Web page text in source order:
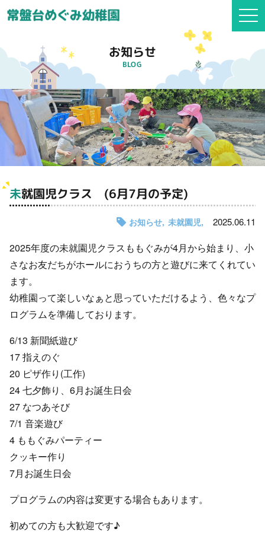
お知らせ
BLOG
未就園児クラス (6月7月の予定)
お知らせ 未就園児 2025.06.11
2025年度の未就園児クラスももぐみが4月から始まり、小
さなお友だちがホールにおうちの方と遊びに来てくれてい
ます。
幼稚園って楽しいなぁと思っていただけるよう、色々なプ
ログラムを準備しております。
6/13 新聞紙遊び
17 指えのぐ
20 ピザ作り(工作)
24 七夕飾り、6月お誕生日会
27 なつあそび
7/1 音楽遊び
4 ももぐみパーティー
クッキー作り
7月お誕生日会
プログラムの内容は変更する場合もあります。
初めての方も大歓迎です♪